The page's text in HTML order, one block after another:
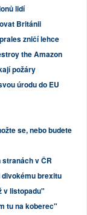
lidí
Británii
zničí lehce
the Amazon
požáry
úrodu do EU
se, nebo budete
v ČR
divokému brexitu
v listopadu"
tu na koberec"